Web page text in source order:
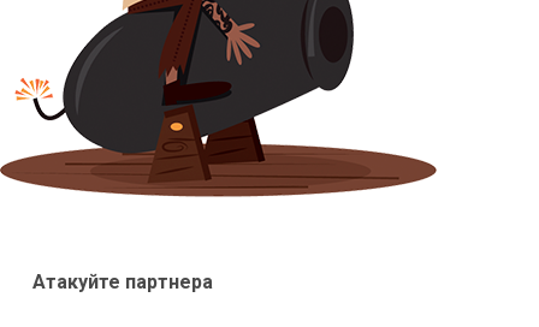
Атакуйте партнера